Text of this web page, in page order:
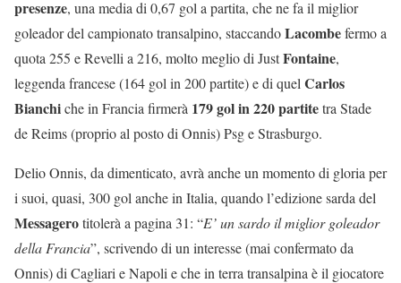
presenze, una media di 0,67 gol a partita, che ne fa il miglior
goleador del campionato transalpino, staccandoLacombefermo a
quota 255 e Revelli a 216, molto meglio di JustFontaine,
leggenda francese (164 gol in 200 partite) e di quel Carlos
Bianchiche in Francia firmerà 179 gol in 220 partitetra Stade
de Reims (proprio al posto di Onnis) Psg e Strasburgo.
Delio Onnis, da dimenticato, avrà anche un momento di gloria per
i suoi, quasi, 300 gol anche in Italia, quando l’edizione sarda del
Messagerotitolerà a pagina 31: “E’ un sardo il miglior goleador
della Francia”, scrivendo di un interesse (mai confermato da
Onnis) di Cagliari e Napoli e che in terra transalpina è il giocatore